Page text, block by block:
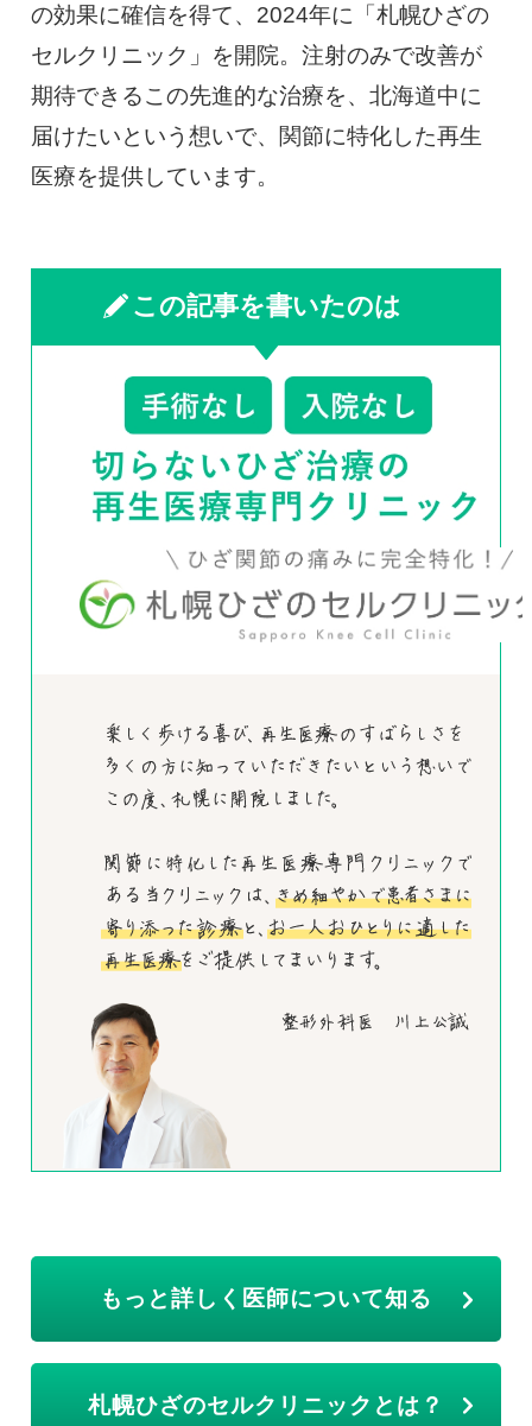
の効果に確信を得て、2024年に「札幌ひざの
セルクリニック」を開院。注射のみで改善が
期待できるこの先進的な治療を、北海道中に
届けたいという想いで、関節に特化した再生
医療を提供しています。
この記事を書いたのは
もっと詳しく医師について知る
札幌ひざのセルクリニックとは？